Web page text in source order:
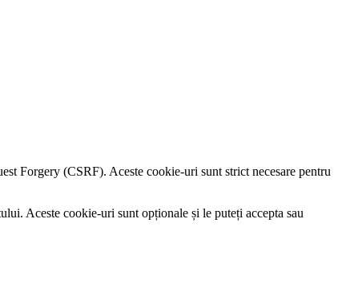
Forgery (CSRF). Aceste cookie-uri sunt strict necesare pentru
Aceste cookie-uri sunt opționale și le puteți accepta sau